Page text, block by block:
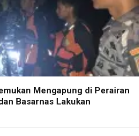
Mengapung di Perairan
Basarnas Lakukan